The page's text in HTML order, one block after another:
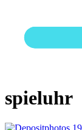
spieluhr